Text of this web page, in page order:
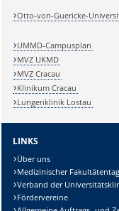
Otto-von-Guericke-
UMMD-Campusplan
MVZ UKMD
MVZ Cracau
Klinikum Cracau
Lungenklinik Lostau
LINKS
Über uns
Medizinischer Fakultätentag
Verband der
Fördervereine